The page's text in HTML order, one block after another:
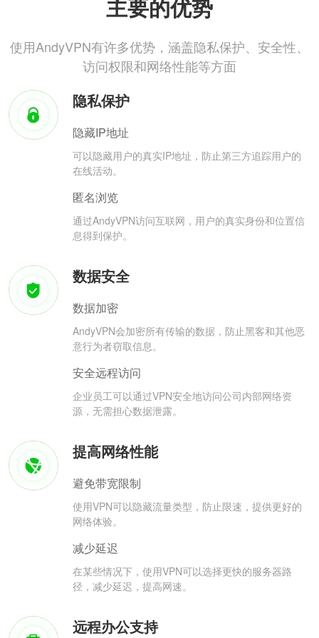
主要的优势
使用AndyVPN有许多优势，涵盖隐私保护、安全性、
访问权限和网络性能等方面
隐私保护
隐藏IP地址
可以隐藏用户的真实IP地址，防止第三方追踪用户的
在线活动。
匿名浏览
通过AndyVPN访问互联网，用户的真实身份和位置信
息得到保护。
数据安全
数据加密
AndyVPN会加密所有传输的数据，防止黑客和其他恶
意行为者窃取信息。
安全远程访问
企业员工可以通过VPN安全地访问公司内部网络资
源，无需担心数据泄露。
提高网络性能
避免带宽限制
使用VPN可以隐藏流量类型，防止限速，提供更好的
网络体验。
减少延迟
在某些情况下，使用VPN可以选择更快的服务器路
径，减少延迟，提高网速。
远程办公支持